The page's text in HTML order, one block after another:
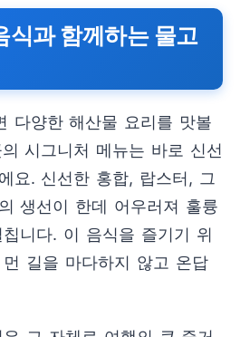
과 함께하는 물고
다양한 해산물 요리를 맛볼
시그니처 메뉴는 바로 신선
요. 신선한 홍합, 랍스터, 그
생선이 한데 어우러져 훌륭
니다. 이 음식을 즐기기 위
길을 마다하지 않고 온답